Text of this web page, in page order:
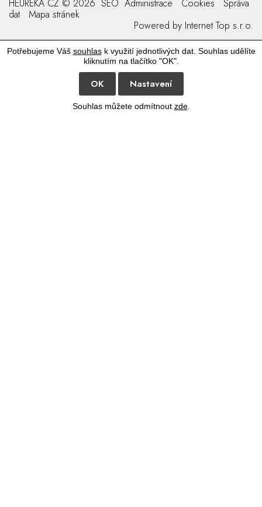
HEURÉKA CZ © 2026 SEO Administrace Cookies
Správa
dat
Mapa stránek
Powered by Internet Top s.r.o.
Potřebujeme Váš souhlask využití jednotlivých dat. Souhlas udělíte
kliknutím na tlačítko "OK".
OK Nastavení
Souhlas můžete odmítnout zde.